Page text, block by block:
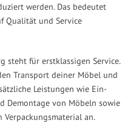
werden. Das bedeutet
Qualität und Service
steht für erstklassigen Service.
Transport deiner Möbel und
Leistungen wie Ein-
Demontage von Möbeln sowie
an.